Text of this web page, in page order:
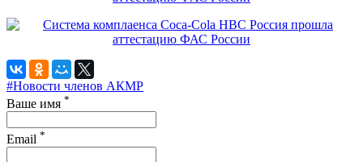
#Новости членов АКМР
Ваше имя *
Email *